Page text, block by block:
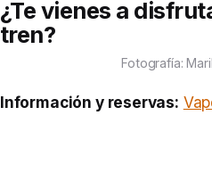
¿Te vienes a
tren?
Fotografía:
Información y reservas: